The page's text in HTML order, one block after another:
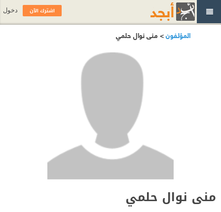
المؤلفون> منى نوال حلمي
منى نوال حلمي
اشترك الآن دخول